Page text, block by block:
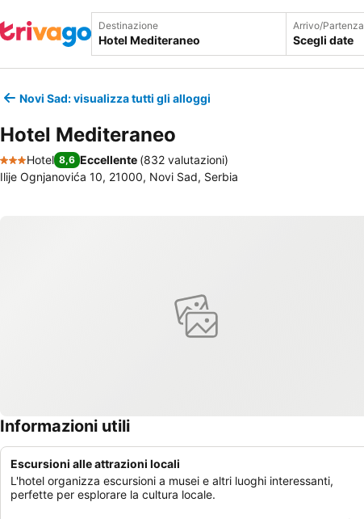
Destinazione Arrivo/Partenza
Scegli date
Novi Sad: visualizza tutti gli alloggi
Hotel Mediteraneo
3 Stelle
Hotel 8,6 Eccellente (832 valutazioni)
Ilije Ognjanovića 10, 21000, Novi Sad, Serbia
Informazioni utili
Escursioni alle attrazioni locali
L'hotel organizza escursioni a musei e altri luoghi interessanti,
perfette per esplorare la cultura locale.